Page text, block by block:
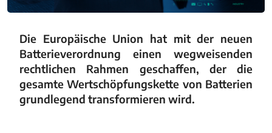
Die Europäische Union hat mit der neuen
Batterieverordnung einen wegweisenden
rechtlichen Rahmen geschaffen, der die
gesamte Wertschöpfungskette von Batterien
grundlegend transformieren wird.